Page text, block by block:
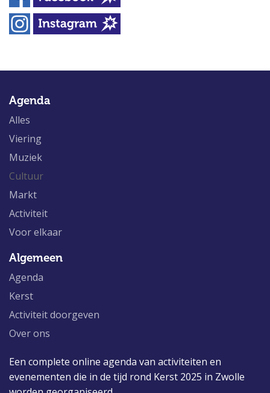
Agenda
Alles
Viering
Muziek
Cultuur
Markt
Activiteit
Voor elkaar
Algemeen
Agenda
Kerst
Activiteit doorgeven
Over ons
Een complete online agenda van activiteiten en
evenementen die in de tijd rond Kerst 2025 in Zwolle